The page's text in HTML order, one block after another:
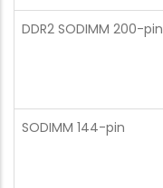
DDR2 SODIMM 200-pin
SODIMM 144-pin